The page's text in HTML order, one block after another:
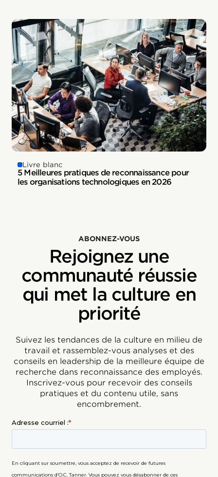
Livre blanc
5 Meilleures pratiques de reconnaissance pour
les organisations technologiques en 2026
ABONNEZ-VOUS
Rejoignez une
communauté réussie
qui met la culture en
priorité
Suivez les tendances de la culture en milieu de
travail et rassemblez-vous analyses et des
conseils en leadership de la meilleure équipe de
recherche dans reconnaissance des employés.
Inscrivez-vous pour recevoir des conseils
pratiques et du contenu utile, sans
encombrement.